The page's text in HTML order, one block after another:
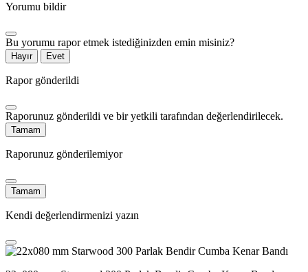
Yorumu bildir
Bu yorumu rapor etmek istediğinizden emin misiniz?
Hayır Evet
Rapor gönderildi
Raporunuz gönderildi ve bir yetkili tarafından değerlendirilecek.
Tamam
Raporunuz gönderilemiyor
Tamam
Kendi değerlendirmenizi yazın